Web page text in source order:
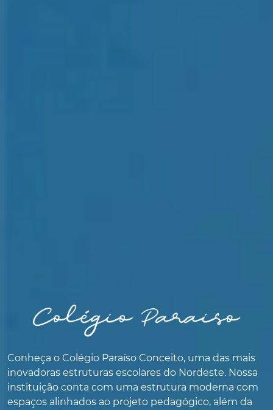
Conheça o Colégio Paraíso Conceito, uma das mais
inovadoras estruturas escolares do Nordeste. Nossa
instituição conta com uma estrutura moderna com
espaços alinhados ao projeto pedagógico, além da